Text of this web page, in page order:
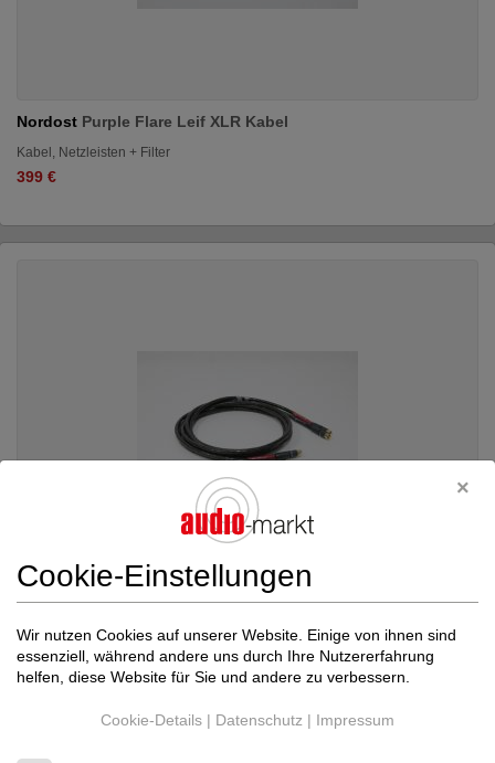
Nordost Purple Flare Leif XLR Kabel
Kabel, Netzleisten + Filter
399 €
NordostTyr 2 NF Stereo 2m Signalreinheit...
Cinchkabel (Analog)
Neupreis: 5.230 €
Cookie-Einstellungen
Wir nutzen Cookies auf unserer Website. Einige von ihnen sind
essenziell, während andere uns durch Ihre Nutzererfahrung
helfen, diese Website für Sie und andere zu verbessern.
Cookie-Details | Datenschutz | Impressum